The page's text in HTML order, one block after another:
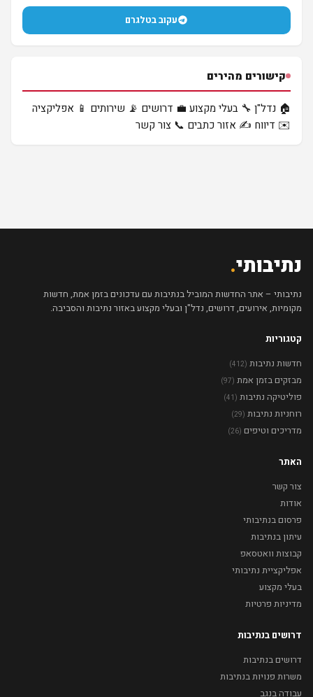
עקוב בטלגרם
קישורים מהירים
🏠 נדל"ן 🔧 בעלי מקצוע 💼 דרושים 📡 שירותים 📱 אפליקציה
✉️ דיווח ✍️ אזור כתבים 📞 צור קשר
נתיבותי.
נתיבותי – אתר החדשות המוביל בנתיבות עם עדכונים בזמן אמת, חדשות
מקומיות, אירועים, דרושים, נדל"ן ובעלי מקצוע באזור נתיבות והסביבה.
קטגוריות
חדשות נתיבות (412)
מבזקים בזמן אמת (97)
פוליטיקה נתיבות (41)
רוחניות נתיבות (29)
מדריכים וטיפים (26)
האתר
צור קשר
אודות
פרסום בנתיבותי
עיתון בנתיבות
קבוצות וואטסאפ
אפליקציית נתיבותי
בעלי מקצוע
מדיניות פרטיות
דרושים בנתיבות
דרושים בנתיבות
משרות פנויות בנתיבות
עבודה בנגב